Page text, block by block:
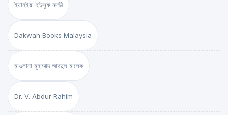
ইয়াহইয়া ইউসুফ নদভী
Dakwah Books Malaysia
মাওলানা মুহাম্মাদ আবদুল মালেক
Dr. V. Abdur Rahim